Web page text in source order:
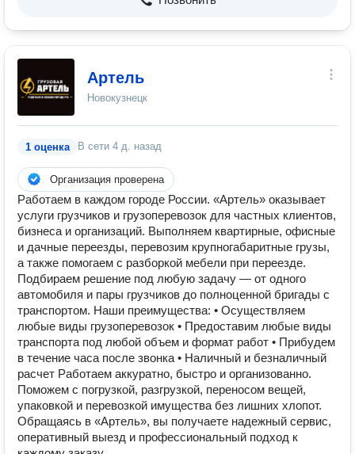
Артель
Новокузнецк
1 оценка В сети 4 д. назад
Организация проверена
Работаем в каждом городе России. «Артель» оказывает
услуги грузчиков и грузоперевозок для частных клиентов,
бизнеса и организаций. Выполняем квартирные, офисные
и дачные переезды, перевозим крупногабаритные грузы,
а также помогаем с разборкой мебели при переезде.
Подбираем решение под любую задачу — от одного
автомобиля и пары грузчиков до полноценной бригады с
транспортом. Наши преимущества: • Осуществляем
любые виды грузоперевозок • Предоставим любые виды
транспорта под любой объем и формат работ • Прибудем
в течение часа после звонка • Наличный и безналичный
расчет Работаем аккуратно, быстро и организованно.
Поможем с погрузкой, разгрузкой, переносом вещей,
упаковкой и перевозкой имущества без лишних хлопот.
Обращаясь в «Артель», вы получаете надежный сервис,
оперативный выезд и профессиональный подход к